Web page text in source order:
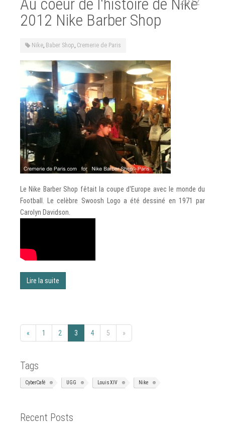
Au coeur de l'histoire de Nike
2012 Nike Barber Shop
Nike, Baber Shop, Cremerie de Paris
Le Nike Barber Shop fêtait la coupe d'Europe avec le monde du
Football. Le celèbre Swoosh Logo a été dessiné en 1971 par
Carolyn Davidson.
Lire la suite
« 1 2 3 4 5 »
Tags
CyberCafé UGG Louis XIV Nike
Recent Posts